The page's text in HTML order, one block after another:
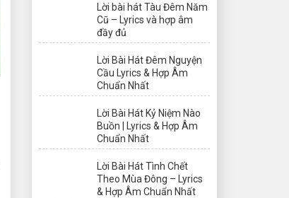
Lời bài hát Tàu Đêm Năm
Cũ – Lyrics và hợp âm
đầy đủ
Lời Bài Hát Đêm Nguyện
Cầu Lyrics & Hợp Âm
Chuẩn Nhất
Lời Bài Hát Kỷ Niệm Nào
Buồn | Lyrics & Hợp Âm
Chuẩn Nhất
Lời Bài Hát Tình Chết
Theo Mùa Đông – Lyrics
& Hợp Âm Chuẩn Nhất